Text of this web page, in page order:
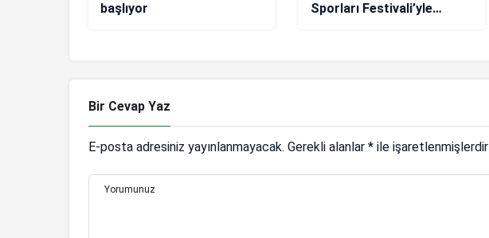
başlıyor
Sporları Festivali’yle
Bir Cevap Yaz
E-posta adresiniz yayınlanmayacak. Gerekli alanlar * ile işaretlenmişlerdir
Yorumunuz